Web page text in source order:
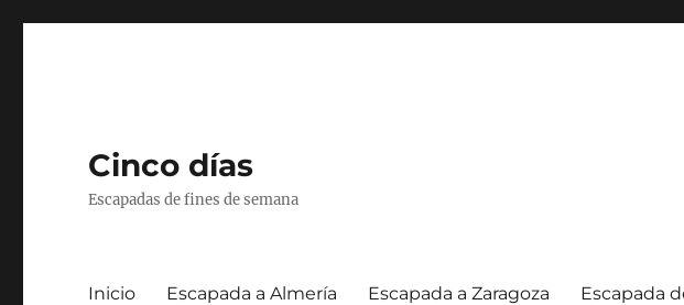
Cinco días
Escapadas de fines de semana
Inicio Escapada a Almería Escapada a Zaragoza Escapada